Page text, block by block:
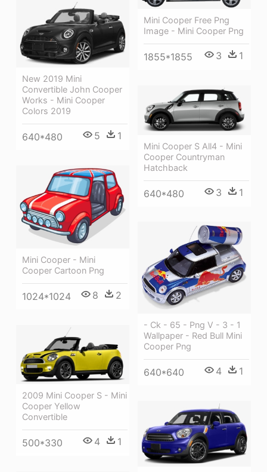
Mini Cooper Free Png
Image - Mini Cooper Png
1855*1855 3 1
New 2019 Mini
Convertible John Cooper
Works - Mini Cooper
Colors 2019
640*480 5 1
Mini Cooper S All4 - Mini
Cooper Countryman
Hatchback
640*480 3 1
Mini Cooper - Mini
Cooper Cartoon Png
1024*1024 8 2
- Ck - 65 - Png V - 3 - 1
Wallpaper - Red Bull Mini
Cooper Png
640*640 4 1
2009 Mini Cooper S - Mini
Cooper Yellow
Convertible
500*330 4 1